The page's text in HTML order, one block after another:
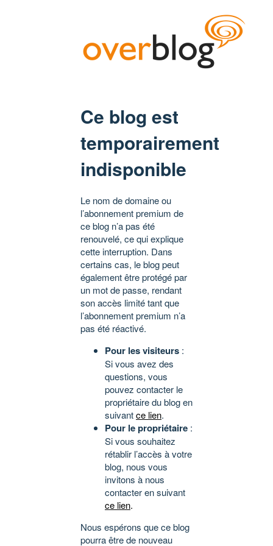
Ce blog est
temporairement
indisponible
Le nom de domaine ou
l’abonnement premium de
ce blog n’a pas été
renouvelé, ce qui explique
cette interruption. Dans
certains cas, le blog peut
également être protégé par
un mot de passe, rendant
son accès limité tant que
l’abonnement premium n’a
pas été réactivé.
Pour les visiteurs :
Si vous avez des
questions, vous
pouvez contacter le
propriétaire du blog en
suivantce lien.
Pour le propriétaire :
Si vous souhaitez
rétablir l’accès à votre
blog, nous vous
invitons à nous
contacter en suivant
ce lien.
Nous espérons que ce blog
pourra être de nouveau